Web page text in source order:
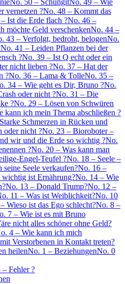
No. 50 – SchungitNo. 49 – Wie
vernetzen ?No. 48 – Kommt das
Ist die Erde flach ?No. 46 –
möchte Geld verschenkenNo. 44 –
43 – Verfolgt, bedroht, belogenNo.
No. 41 – Leiden Pflanzen bei der
?No. 39 – Ist Q echt oder ein
nicht lieben ?No. 37 – Hat der
?No. 36 – Lama & TolleNo. 35 –
34 – Wie geht es Dir, Bruno ?No.
oder nicht ?No. 31 – Die
?No. 29 – Lösen von Schwüren
kann ich mein Thema abschließen ?
Schmerzen in Rücken und
oder nicht ?No. 23 – Bioroboter –
wir und die Erde so wichtig ?No.
?No. 20 – Was kann man
Engel-Teufel ?No. 18 – Seele –
Seele verkaufen?No. 16 –
ist Ernährung?No. 14 – Wie
No. 13 – Donald Trump?No. 12 –
11 – Was ist Weiblichkeit?No. 10
Wieso ist das Ego schlecht?No. 8 –
7 – Wie ist es mit Bruno
nicht alles schöner ohne Geld?
4 – Wie kann ich mich
Verstorbenen in Kontakt treten?
heilenNo. 1 – BeziehungenNo. 0